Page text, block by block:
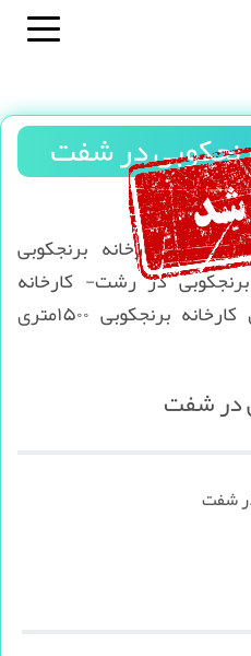
در شفت
شفت
فروش کارخانه برنجکوبی
در رشت- کارخانه
برنجکوبی در رشت- فروش کارخانه برنجکوبی ۱۵۰۰متری
در شفت
شفت